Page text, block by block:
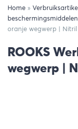
Home »
beschermingsmiddelen
oranje wegwerp |
ROOKS
wegwerp |